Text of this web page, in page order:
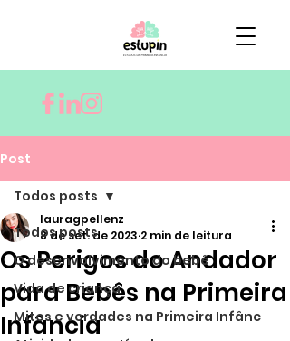
Post
Todos posts
O desenvolvimento do bebê
Vida de criança
Mitos e verdades na Primeira Infânc
Todos posts
Os Perigos do Andador
para Bebês na Primeira
Infância
lauragpellenz
8 de set. de 2023 2 min de leitura